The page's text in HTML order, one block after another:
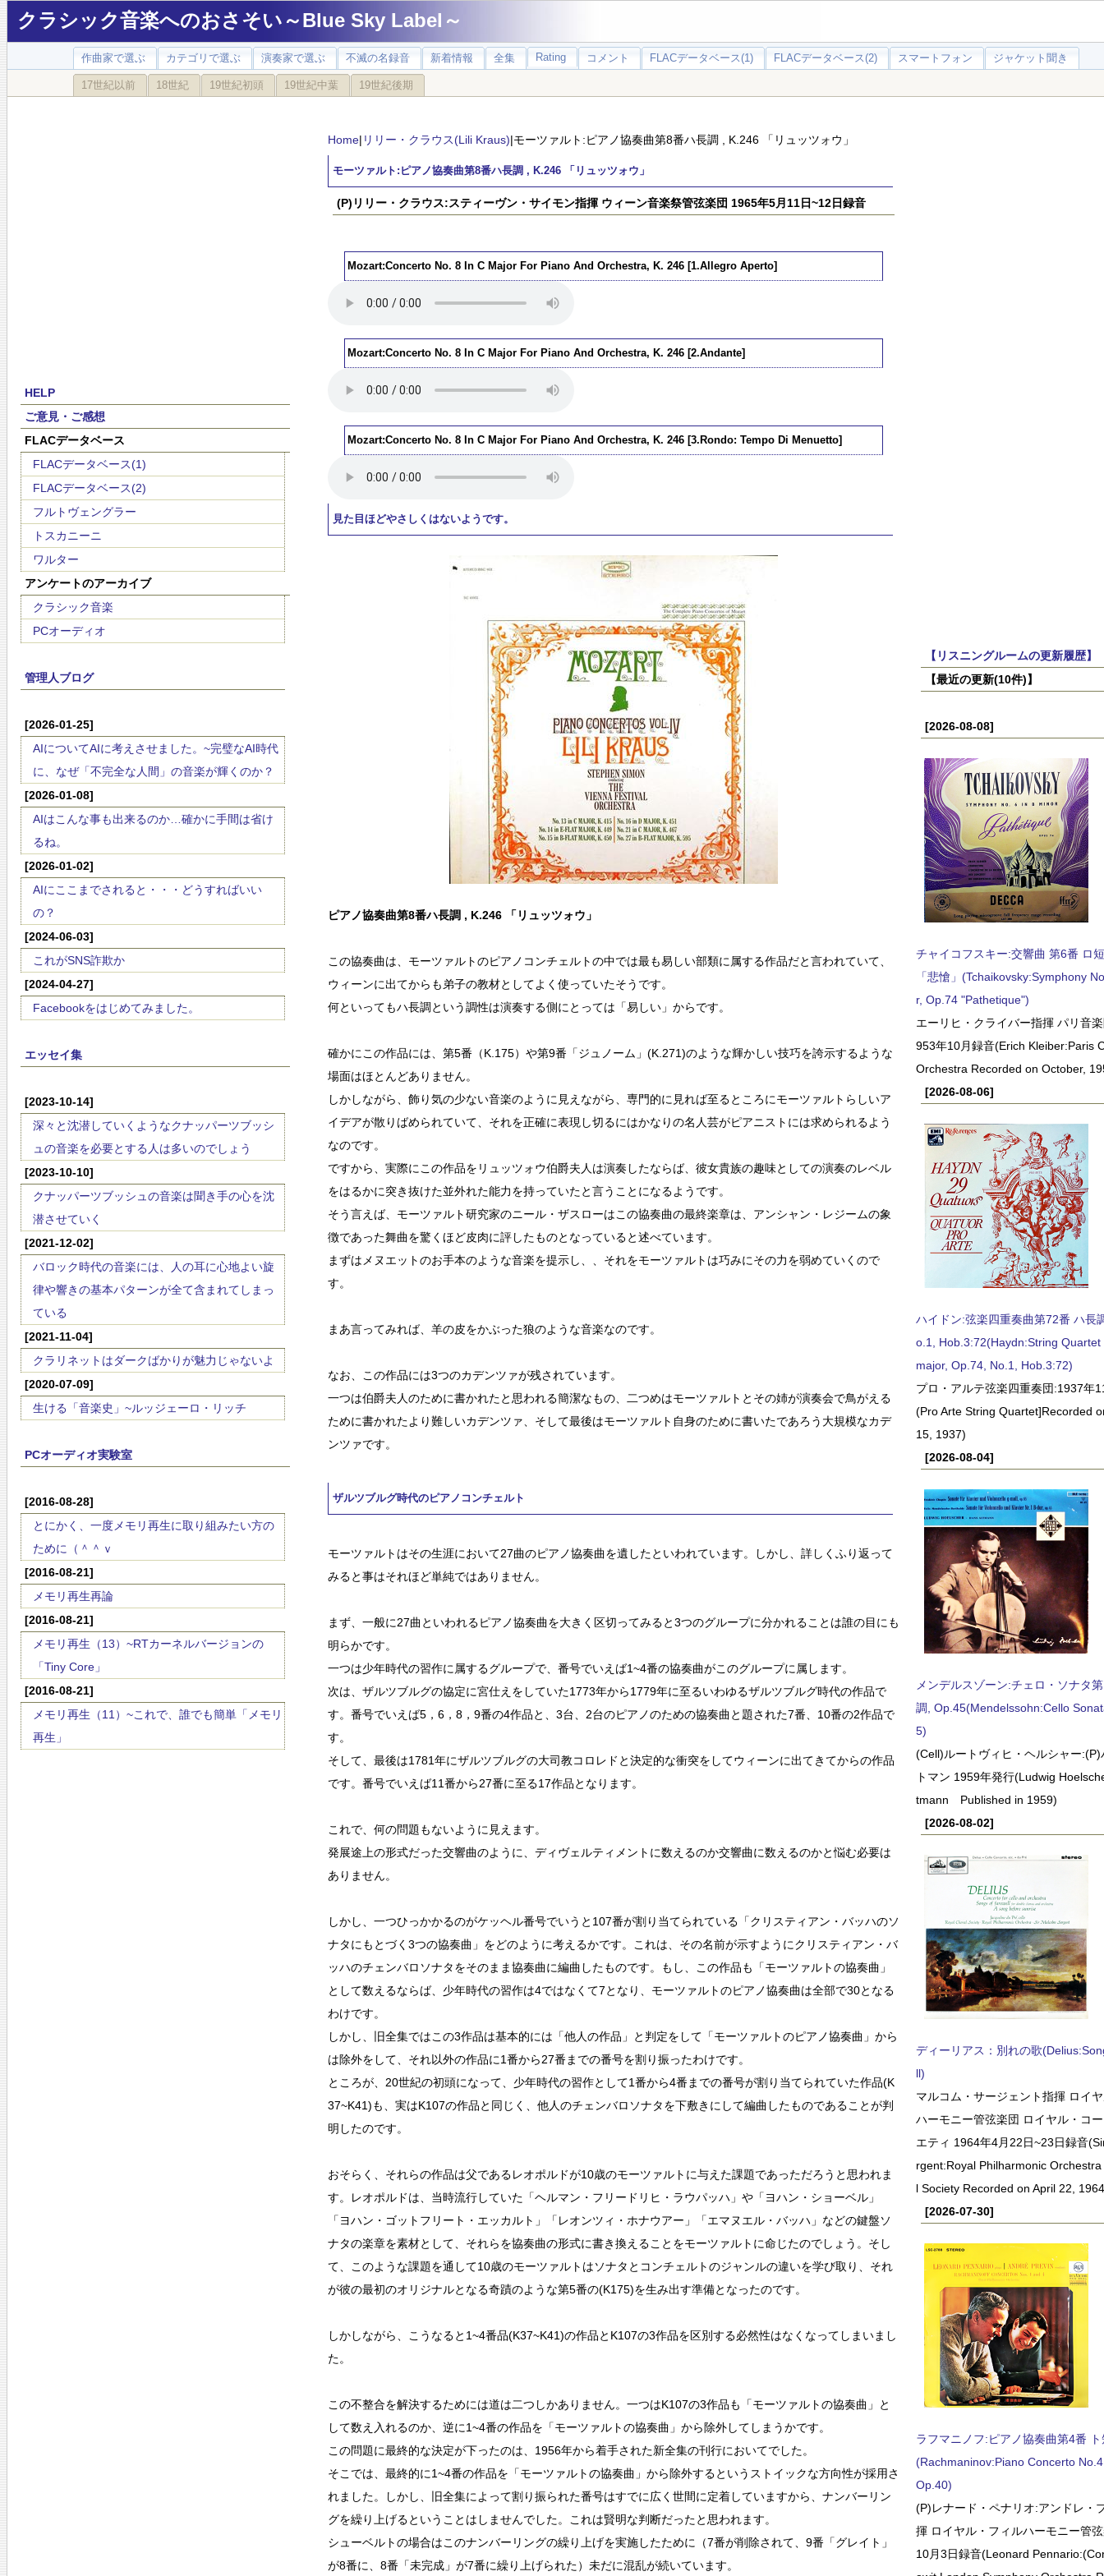
クラシック音楽へのおさそい～Blue Sky Label～
作曲家で選ぶ カテゴリで選ぶ 演奏家で選ぶ 不滅の名録音 新着情報 全集 Rating コメント FLACデータベース(1) FLACデータベース(2) スマートフォン ジャケット聞き
17世紀以前 18世紀 19世紀初頭 19世紀中葉 19世紀後期
HELP
ご意見・ご感想
FLACデータベース
FLACデータベース(1)
FLACデータベース(2)
フルトヴェングラー
トスカニーニ
ワルター
アンケートのアーカイブ
クラシック音楽
PCオーディオ
管理人ブログ
[2026-01-25]
AIについてAIに考えさせました。~完璧なAI時代
に、なぜ「不完全な人間」の音楽が輝くのか？
[2026-01-08]
AIはこんな事も出来るのか…確かに手間は省け
るね。
[2026-01-02]
AIにここまでされると・・・どうすればいい
の？
[2024-06-03]
これがSNS詐欺か
[2024-04-27]
Facebookをはじめてみました。
エッセイ集
[2023-10-14]
深々と沈潜していくようなクナッパーツブッシ
ュの音楽を必要とする人は多いのでしょう
[2023-10-10]
クナッパーツブッシュの音楽は聞き手の心を沈
潜させていく
[2021-12-02]
バロック時代の音楽には、人の耳に心地よい旋
律や響きの基本パターンが全て含まれてしまっ
ている
[2021-11-04]
クラリネットはダークばかりが魅力じゃないよ
[2020-07-09]
生ける「音楽史」~ルッジェーロ・リッチ
PCオーディオ実験室
[2016-08-28]
とにかく、一度メモリ再生に取り組みたい方の
ために（＾＾ｖ
[2016-08-21]
メモリ再生再論
[2016-08-21]
メモリ再生（13）~RTカーネルバージョンの
「Tiny Core」
[2016-08-21]
メモリ再生（11）~これで、誰でも簡単「メモリ
再生」
Home| リリー・クラウス(Lili Kraus)|モーツァルト:ピアノ協奏曲第8番ハ長調 , K.246 「リュッツォウ」
モーツァルト:ピアノ協奏曲第8番ハ長調 , K.246 「リュッツォウ」
(P)リリー・クラウス:スティーヴン・サイモン指揮 ウィーン音楽祭管弦楽団 1965年5月11日~12日録音
Mozart:Concerto No. 8 In C Major For Piano And Orchestra, K. 246 [1.Allegro Aperto]
Mozart:Concerto No. 8 In C Major For Piano And Orchestra, K. 246 [2.Andante]
Mozart:Concerto No. 8 In C Major For Piano And Orchestra, K. 246 [3.Rondo: Tempo Di Menuetto]
見た目ほどやさしくはないようです。
ピアノ協奏曲第8番ハ長調 , K.246 「リュッツォウ」
この協奏曲は、モーツァルトのピアノコンチェルトの中では最も易しい部類に属する作品だと言われていて、
ウィーンに出てからも弟子の教材としてよく使っていたそうです。
何といってもハ長調という調性は演奏する側にとっては「易しい」からです。
確かにこの作品には、第5番（K.175）や第9番「ジュノーム」(K.271)のような輝かしい技巧を誇示するような
場面はほとんどありません。
しかしながら、飾り気の少ない音楽のように見えながら、専門的に見れば至るところにモーツァルトらしいア
イデアが散りばめられていて、それを正確に表現し切るにはかなりの名人芸がピアニストには求められるよう
なのです。
ですから、実際にこの作品をリュッツォウ伯爵夫人は演奏したならば、彼女貴族の趣味としての演奏のレベル
をはるかに突き抜けた並外れた能力を持っていたと言うことになるようです。
そう言えば、モーツァルト研究家のニール・ザスローはこの協奏曲の最終楽章は、アンシャン・レジームの象
徴であった舞曲を驚くほど皮肉に評したものとなっていると述べています。
まずはメヌエットのお手本のような音楽を提示し、、それをモーツァルトは巧みにその力を弱めていくので
す。
まあ言ってみれば、羊の皮をかぶった狼のような音楽なのです。
なお、この作品には3つのカデンツァが残されています。
一つは伯爵夫人のために書かれたと思われる簡潔なもの、二つめはモーツァルトとその姉が演奏会で鳥がえる
ために書かれたより難しいカデンツァ、そして最後はモーツァルト自身のために書いたであろう大規模なカデ
ンツァです。
ザルツブルグ時代のピアノコンチェルト
モーツァルトはその生涯において27曲のピアノ協奏曲を遺したといわれています。しかし、詳しくふり返って
みると事はそれほど単純ではありません。
まず、一般に27曲といわれるピアノ協奏曲を大きく区切ってみると3つのグループに分かれることは誰の目にも
明らかです。
一つは少年時代の習作に属するグループで、番号でいえば1~4番の協奏曲がこのグループに属します。
次は、ザルツブルグの協定に宮仕えをしていた1773年から1779年に至るいわゆるザルツブルグ時代の作品で
す。番号でいえば5，6，8，9番の4作品と、3台、2台のピアノのための協奏曲と題された7番、10番の2作品で
す。
そして、最後は1781年にザルツブルグの大司教コロレドと決定的な衝突をしてウィーンに出てきてからの作品
です。番号でいえば11番から27番に至る17作品となります。
これで、何の問題もないように見えます。
発展途上の形式だった交響曲のように、ディヴェルティメントに数えるのか交響曲に数えるのかと悩む必要は
ありません。
しかし、一つひっかかるのがケッヘル番号でいうと107番が割り当てられている「クリスティアン・バッハのソ
ナタにもとづく3つの協奏曲」をどのように考えるかです。これは、その名前が示すようにクリスティアン・バ
ッハのチェンバロソナタをそのまま協奏曲に編曲したものです。もし、この作品も「モーツァルトの協奏曲」
として数えるならば、少年時代の習作は4ではなくて7となり、モーツァルトのピアノ協奏曲は全部で30となる
わけです。
しかし、旧全集ではこの3作品は基本的には「他人の作品」と判定をして「モーツァルトのピアノ協奏曲」から
は除外をして、それ以外の作品に1番から27番までの番号を割り振ったわけです。
ところが、20世紀の初頭になって、少年時代の習作として1番から4番までの番号が割り当てられていた作品(K
37~K41)も、実はK107の作品と同じく、他人のチェンバロソナタを下敷きにして編曲したものであることが判
明したのです。
おそらく、それらの作品は父であるレオポルドが10歳のモーツァルトに与えた課題であっただろうと思われま
す。レオポルドは、当時流行していた「ヘルマン・フリードリヒ・ラウパッハ」や「ヨハン・ショーベル」
「ヨハン・ゴットフリート・エッカルト」「レオンツィ・ホナウアー」「エマヌエル・バッハ」などの鍵盤ソ
ナタの楽章を素材として、それらを協奏曲の形式に書き換えることをモーツァルトに命じたのでしょう。そし
て、このような課題を通して10歳のモーツァルトはソナタとコンチェルトのジャンルの違いを学び取り、それ
が彼の最初のオリジナルとなる奇蹟のような第5番の(K175)を生み出す準備となったのです。
しかしながら、こうなると1~4番品(K37~K41)の作品とK107の3作品を区別する必然性はなくなってしまいまし
た。
この不整合を解決するためには道は二つしかありません。一つはK107の3作品も「モーツァルトの協奏曲」と
して数え入れるのか、逆に1~4番の作品を「モーツァルトの協奏曲」から除外してしまうかです。
この問題に最終的な決定が下ったのは、1956年から着手された新全集の刊行においてでした。
そこでは、最終的に1~4番の作品を「モーツァルトの協奏曲」から除外するというストイックな方向性が採用さ
れました。しかし、旧全集によって割り振られた番号はすでに広く世間に定着していますから、ナンバーリン
グを繰り上げるということはしませんでした。これは賢明な判断だったと思われます。
シューベルトの場合はこのナンバーリングの繰り上げを実施したために（7番が削除されて、9番「グレイト」
が8番に、8番「未完成」が7番に繰り上げられた）未だに混乱が続いています。
【リスニングルームの更新履歴】
【最近の更新(10件)】
[2026-08-08]
チャイコフスキー:交響曲 第6番 ロ
「悲愴」(Tchaikovsky:Symphony
r, Op.74 "Pathetique")
エーリヒ・クライバー指揮 パリ音
953年10月録音(Erich Kleiber:Paris
Orchestra Recorded on October,
[2026-08-06]
ハイドン:弦楽四重奏曲第72番 ハ長
o.1, Hob.3:72(Haydn:String Quartet
major, Op.74, No.1, Hob.3:72)
プロ・アルテ弦楽四重奏団:1937年
(Pro Arte String Quartet]Recorded
15, 1937)
[2026-08-04]
メンデルスゾーン:チェロ・ソナタ
調, Op.45(Mendelssohn:Cello
5)
(Cell)ルートヴィヒ・ヘルシャー
トマン 1959年発行(Ludwig
tmann Published in 1959)
[2026-08-02]
ディーリアス：別れの歌
ll)
マルコム・サージェント指揮 ロイ
ハーモニー管弦楽団 ロイヤル・コ
エティ 1964年4月22日~23日録音
rgent:Royal Philharmonic
l Society Recorded on April 22,
[2026-07-30]
ラフマニノフ:ピアノ協奏曲第4番
(Rachmaninov:Piano Concerto
Op.40)
(P)レナード・ペナリオ:アンドレ・
揮 ロイヤル・フィルハーモニー管
10月3日録音(Leonard